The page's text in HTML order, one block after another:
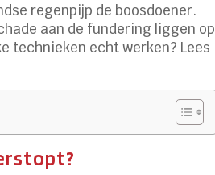
regenpijp de boosdoener.
aan de fundering liggen op
technieken echt werken? Lees